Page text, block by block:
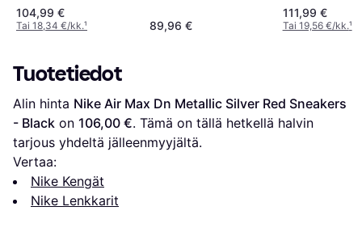
104,99 €
Tai 18,34 €/kk.¹ 89,96 €
111,99 €
Tai 19,56 €/kk.¹
Tuotetiedot
Alin hinta Nike Air Max Dn Metallic Silver Red Sneakers
- Black on 106,00 €. Tämä on tällä hetkellä halvin
tarjous yhdeltä jälleenmyyjältä.
Vertaa:
Nike Kengät
Nike Lenkkarit